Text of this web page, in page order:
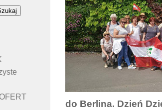
do Berlina. Dzień